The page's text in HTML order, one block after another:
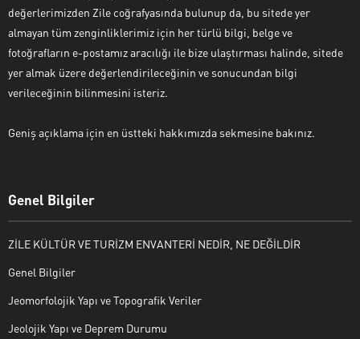
değerlerimizden Zile coğrafyasında bulunup da, bu sitede yer
almayan tüm zenginliklerimiz için her türlü bilgi, belge ve
fotoğrafların e-postamız aracılığı ile bize ulaştırması halinde, sitede
yer almak üzere değerlendirileceğinin ve sonucundan bilgi
verileceğinin bilinmesini isteriz.
Geniş açıklama için en üstteki hakkımızda sekmesine bakınız.
Genel Bilgiler
ZİLE KÜLTÜR VE TURİZM ENVANTERİ NEDİR, NE DEĞİLDİR
Genel Bilgiler
Jeomorfolojik Yapı ve Topografik Veriler
Jeolojik Yapı ve Deprem Durumu